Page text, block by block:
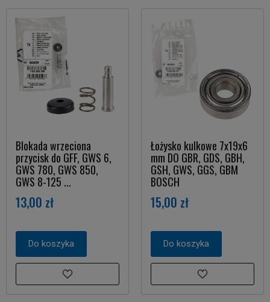
Blokada wrzeciona
przycisk do GFF, GWS 6,
GWS 780, GWS 850,
GWS 8-125 ...
13,00 zł
Do koszyka
Łożysko kulkowe 7x19x6
mm DO GBR, GDS, GBH,
GSH, GWS, GGS, GBM
BOSCH
15,00 zł
Do koszyka